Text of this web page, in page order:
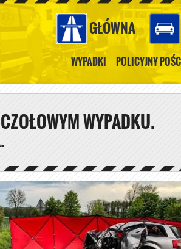
GŁÓWNA
WYPADKI POLICYJNY
WYPADKU.